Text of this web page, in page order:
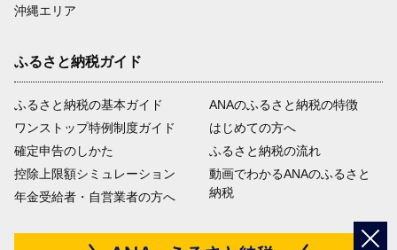
沖縄エリア
ふるさと納税ガイド
ふるさと納税の基本ガイド
ワンストップ特例制度ガイド
確定申告のしかた
控除上限額シミュレーション
年金受給者・自営業者の方へ
ANAのふるさと納税の特徴
はじめての方へ
ふるさと納税の流れ
動画でわかるANAのふるさと
納税